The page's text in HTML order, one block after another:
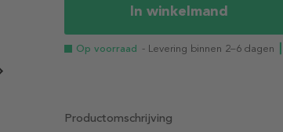
In winkelmand
Op voorraad - Levering binnen 2–6 dagen
Productomschrijving